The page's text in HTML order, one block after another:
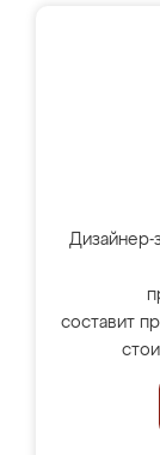
Дизайнер-
составит